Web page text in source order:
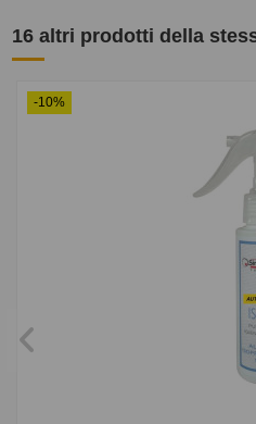
16 altri prodotti della
-10%